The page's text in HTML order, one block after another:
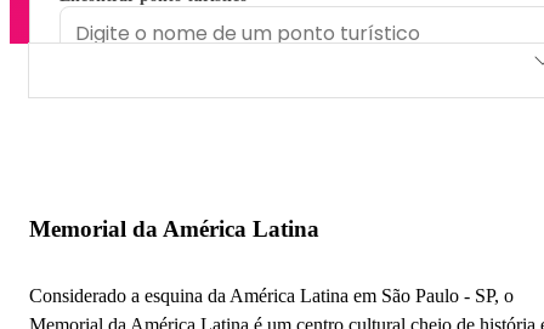
Memorial das Conquistas
Memorial da América Latina
Considerado a esquina da América Latina em São Paulo - SP, o